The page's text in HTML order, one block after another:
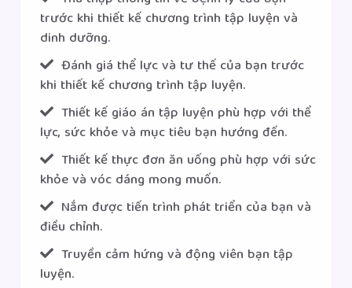
trước khi thiết kế chương trình tập luyện và
dinh dưỡng.
Đánh giá thể lực và tư thế của bạn trước
khi thiết kế chương trình tập luyện.
Thiết kế giáo án tập luyện phù hợp với thể
lực, sức khỏe và mục tiêu bạn hướng đến.
Thiết kế thực đơn ăn uống phù hợp với sức
khỏe và vóc dáng mong muốn.
Nắm được tiến trình phát triển của bạn và
điều chỉnh.
Truyền cảm hứng và động viên bạn tập
luyện.